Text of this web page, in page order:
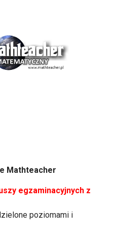
Mathteacher
egzaminacyjnych z
poziomami i